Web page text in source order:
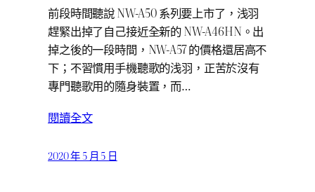
前段時間聽說 NW-A50 系列要上市了，浅羽
趕緊出掉了自己接近全新的 NW-A46HN。出
掉之後的一段時間，NW-A57 的價格還居高不
下；不習慣用手機聽歌的浅羽，正苦於沒有
專門聽歌用的隨身裝置，而…
閱讀全文
2020 年 5 月 5 日